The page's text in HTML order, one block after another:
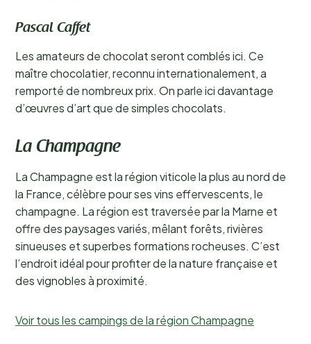
Pascal Caffet
Les amateurs de chocolat seront comblés ici. Ce
maître chocolatier, reconnu internationalement, a
remporté de nombreux prix. On parle ici davantage
d’œuvres d’art que de simples chocolats.
La Champagne
La Champagne est la région viticole la plus au nord de
la France, célèbre pour ses vins effervescents, le
champagne. La région est traversée par la Marne et
offre des paysages variés, mêlant forêts, rivières
sinueuses et superbes formations rocheuses. C’est
l’endroit idéal pour profiter de la nature française et
des vignobles à proximité.
Voir tous les campings de la région Champagne